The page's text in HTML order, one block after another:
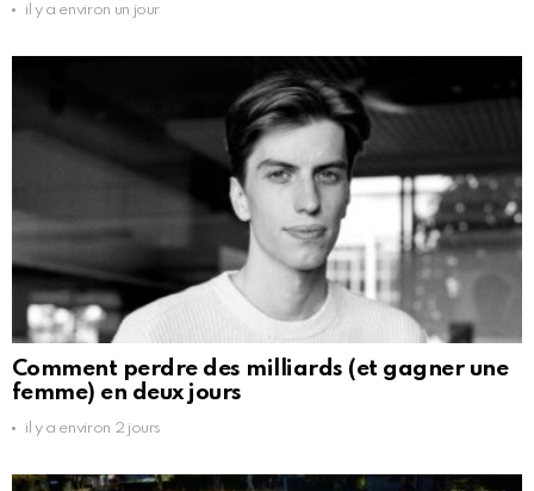
il y a environ un jour
Comment perdre des milliards (et gagner une
femme) en deux jours
il y a environ 2 jours